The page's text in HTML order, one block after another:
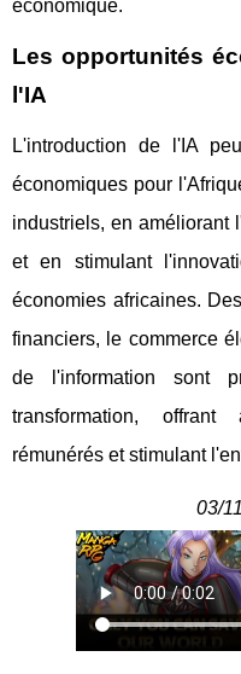
économique.
Les opportunités
l'IA
L'introduction de l'IA
économiques pour
industriels, en améliorant
et en stimulant
économies africaines.
financiers, le commerce
de l'information sont
transformation,
rémunérés et stimulant
03/